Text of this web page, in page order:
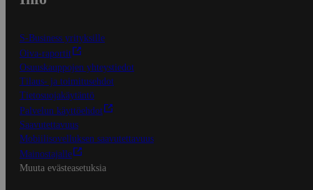
S-Business yrityksille
Oiva-raportit
Osuuskauppojen yhteystiedot
Tilaus- ja toimitusehdot
Tietosuojakäytäntö
Palvelun käyttöehdot
Saavutettavuus
Mobiilisovelluksen saavutettavuus
Mainostajalle
Muuta evästeasetuksia